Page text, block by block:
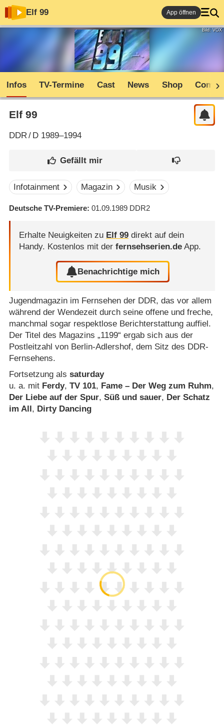
Elf 99 App öffnen
Bild: VOX
Infos TV-Termine Cast News Shop
Elf 99
DDR/ D1989–1994
Infotainment Magazin Musik
Deutsche TV-Premiere 01.09.1989 DDR2
Erhalte Neuigkeiten zu Elf 99direkt auf dein
Handy. Kostenlos mit der fernsehserien.deApp.
Benachrichtige mich
Jugendmagazin im Fernsehen der DDR, das vor allem
während der Wendezeit durch seine offene und freche,
manchmal sogar respektlose Berichterstattung auffiel.
Der Titel des Magazins „1199“ ergab sich aus der
Postleitzahl von Berlin-Adlershof, dem Sitz des DDR-
Fernsehens.
Fortsetzung als saturday
u. a. mit Ferdy, TV 101, Fame – Der Weg zum Ruhm,
Der Liebe auf der Spur, Süß und sauer, Der Schatz
im All, Dirty Dancing